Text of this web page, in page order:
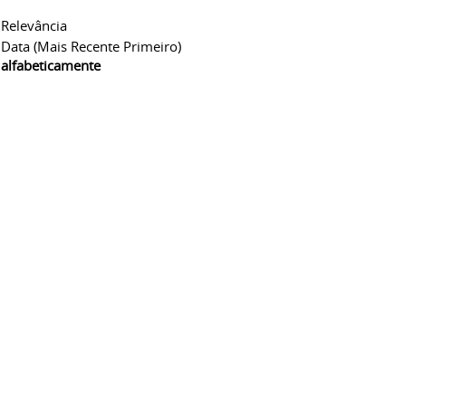
Relevância
Data (mais Recente Primeiro)
alfabeticamente